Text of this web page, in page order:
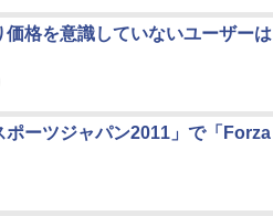
価格を意識していないユーザーは
ーツジャパン2011」で「Forza